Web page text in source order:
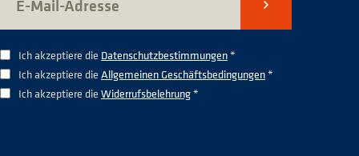
Senden
Ich akzeptiere die Datenschutzbestimmungen*
Ich akzeptiere die Allgemeinen Geschäftsbedingungen*
Ich akzeptiere die Widerrufsbelehrung*